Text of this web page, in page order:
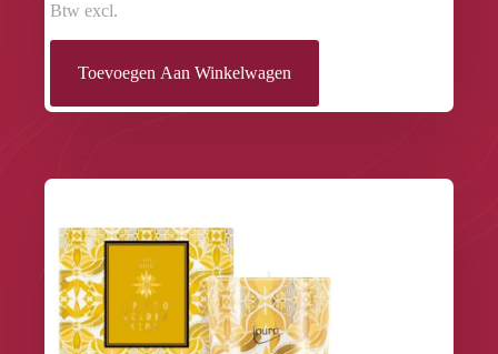
Btw excl.
Toevoegen Aan Winkelwagen